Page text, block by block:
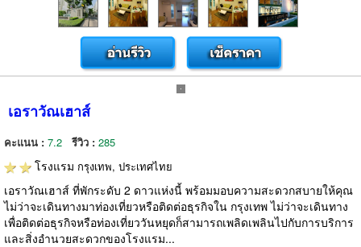
เอราวัณเฮาส์
คะแนน : 7.2 รีวิว : 285
โรงแรม กรุงเทพ, ประเทศไทย
เอราวัณเฮาส์ ที่พักระดับ 2 ดาวแห่งนี้ พร้อมมอบความสะดวกสบายให้คุณ
ไม่ว่าจะเดินทางมาท่องเที่ยวหรือติดต่อธุรกิจใน กรุงเทพ ไม่ว่าจะเดินทาง
เพื่อติดต่อธุรกิจหรือท่องเที่ยววันหยุดก็สามารถเพลิดเพลินไปกับการบริการ
และสิ่งอำนวยสะดวกของโรงแรม...